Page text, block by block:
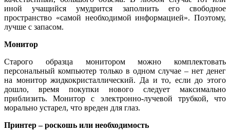
иной учащийся умудрится заполнить его свободное
пространство «самой необходимой информацией». Поэтому,
лучше с запасом.
Монитор
Старого образца монитором можно комплектовать
персональный компьютер только в одном случае – нет денег
на монитор жидкокристаллический. Да и то, если до этого
дошло, время покупки нового следует максимально
приблизить. Монитор с электронно-лучевой трубкой, что
морально устарел, что вреден для глаз.
Принтер – роскошь или необходимость